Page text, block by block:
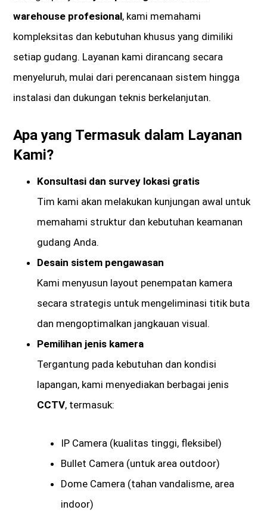
warehouse profesional, kami memahami
kompleksitas dan kebutuhan khusus yang dimiliki
setiap gudang. Layanan kami dirancang secara
menyeluruh, mulai dari perencanaan sistem hingga
instalasi dan dukungan teknis berkelanjutan.
Apa yang Termasuk dalam Layanan
Kami?
Konsultasi dan survey lokasi gratis
Tim kami akan melakukan kunjungan awal untuk
memahami struktur dan kebutuhan keamanan
gudang Anda.
Desain sistem pengawasan
Kami menyusun layout penempatan kamera
secara strategis untuk mengeliminasi titik buta
dan mengoptimalkan jangkauan visual.
Pemilihan jenis kamera
Tergantung pada kebutuhan dan kondisi
lapangan, kami menyediakan berbagai jenis
CCTV, termasuk:
IP Camera (kualitas tinggi, fleksibel)
Bullet Camera (untuk area outdoor)
Dome Camera (tahan vandalisme, area
indoor)